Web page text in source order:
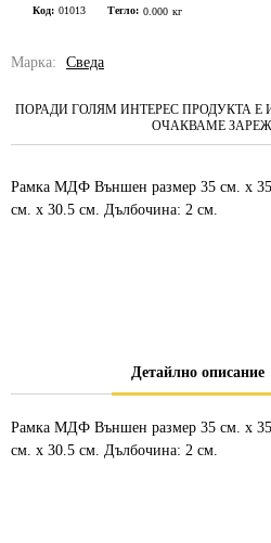
Код: 01013 Тегло: 0.000 кг
Марка: Сведа
ПОРАДИ ГОЛЯМ ИНТЕРЕС ПРОДУКТА Е
ОЧАКВАМЕ
Рамка МДФ Външен размер 35 см. х
см. х 30.5 см. Дълбочина: 2 см.
Детайлно описание
Рамка МДФ Външен размер 35 см. х
см. х 30.5 см. Дълбочина: 2 см.